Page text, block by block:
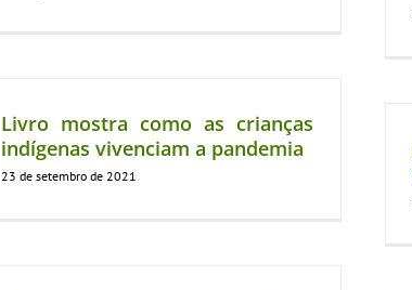
Livro mostra como as crianças
indígenas vivenciam a pandemia
23 de setembro de 2021